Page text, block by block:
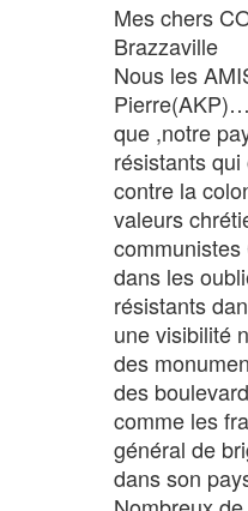
Mes chers
Brazzaville
Nous les
que ,notre
résistants
contre la
valeurs
dans les
résistants
une visibilité
des
des
comme les
général de
dans son